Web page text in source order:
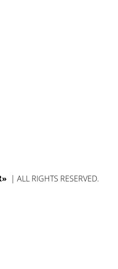
| ALL RIGHTS RESERVED.